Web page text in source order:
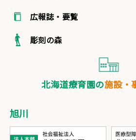
広報誌・要覧
彫刻の森
北海道療育園の施設・
旭川